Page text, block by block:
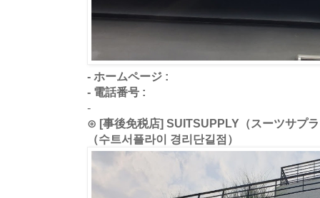
- ホームページ :
- 電話番号 :
-
⊙ [事後免税店] SUITSUPPLY（スーツサプ
（수트서플라이 경리단길점）